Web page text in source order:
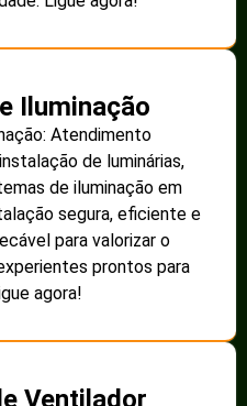
Iluminação
Atendimento
de luminárias,
de iluminação em
segura, eficiente e
para valorizar o
prontos para
agora!
Ventilador